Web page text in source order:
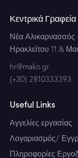
Κεντρικά Γραφεία
Νέα Αλικαρνασσός
Ηρακλείτου 11 &
hr@mako.gr
(+30) 2810333393
Useful Links
Αγγελίες εργασίας
Λογαριασμός/
Πληροφορίες